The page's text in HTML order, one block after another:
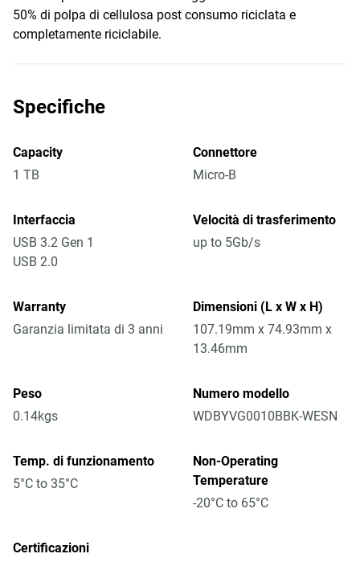
50% di polpa di cellulosa post consumo riciclata e
completamente riciclabile.
Specifiche
Capacity
1 TB
Connettore
Micro-B
Interfaccia
USB 3.2 Gen 1
USB 2.0
Velocità di trasferimento
up to 5Gb/s
Warranty
Garanzia limitata di 3 anni
Dimensioni (L x W x H)
107.19mm x 74.93mm x
13.46mm
Peso
0.14kgs
Numero modello
WDBYVG0010BBK-WESN
Temp. di funzionamento
5°C to 35°C
Non-Operating
Temperature
-20°C to 65°C
Certificazioni